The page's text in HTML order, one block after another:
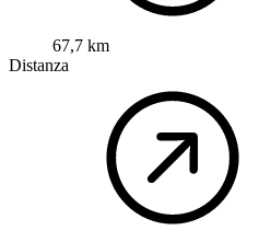
67,7 km
Distanza